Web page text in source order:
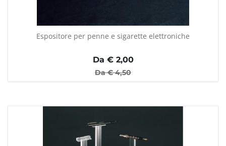
Espositore per penne e sigarette elettroniche
Da €2,00
Da €4,50